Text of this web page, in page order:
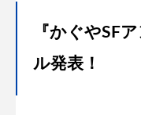
『かぐやSF
ル発表！